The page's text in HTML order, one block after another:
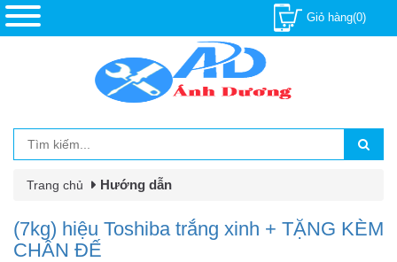
Giỏ hàng(0)
Trang chủ Hướng dẫn
(7kg) hiệu Toshiba trắng xinh + TẶNG KÈM
CHÂN ĐẾ